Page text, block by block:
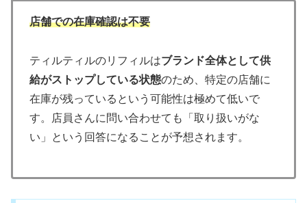
店舗での在庫確認は不要
ティルティルのリフィルはブランド全体として供
給がストップしている状態のため、特定の店舗に
在庫が残っているという可能性は極めて低いで
す。店員さんに問い合わせても「取り扱いがな
い」という回答になることが予想されます。